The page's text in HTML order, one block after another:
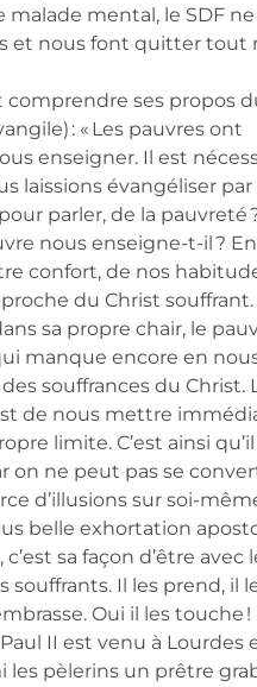
malade mental, le SDF
et nous font quitter tout
comprendre ses propos
: « Les pauvres ont
enseigner. Il est
laissions évangéliser par
parler, de la pauvreté
nous enseigne-t-il ?
confort, de nos
du Christ souffrant.
sa propre chair, le
manque encore en
souffrances du Christ.
de nous mettre
limite. C’est ainsi
on ne peut pas se
d’illusions sur soi-
belle exhortation
c’est sa façon d’être avec
souffrants. Il les prend, il
Oui il les touche !
II est venu à Lourdes
les pèlerins un prêtre